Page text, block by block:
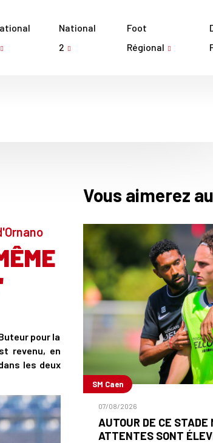
National
2
Foot
Régional
pour la
revenu, en
les deux
Vous aimerez
SM Caen
07/08/2026
AUTOUR DE CE STADE
ATTENTES SONT